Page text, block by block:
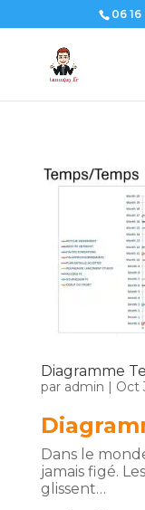
06 16
Diagramme
par admin | Oct
Dans le
jamais figé.
glissent…